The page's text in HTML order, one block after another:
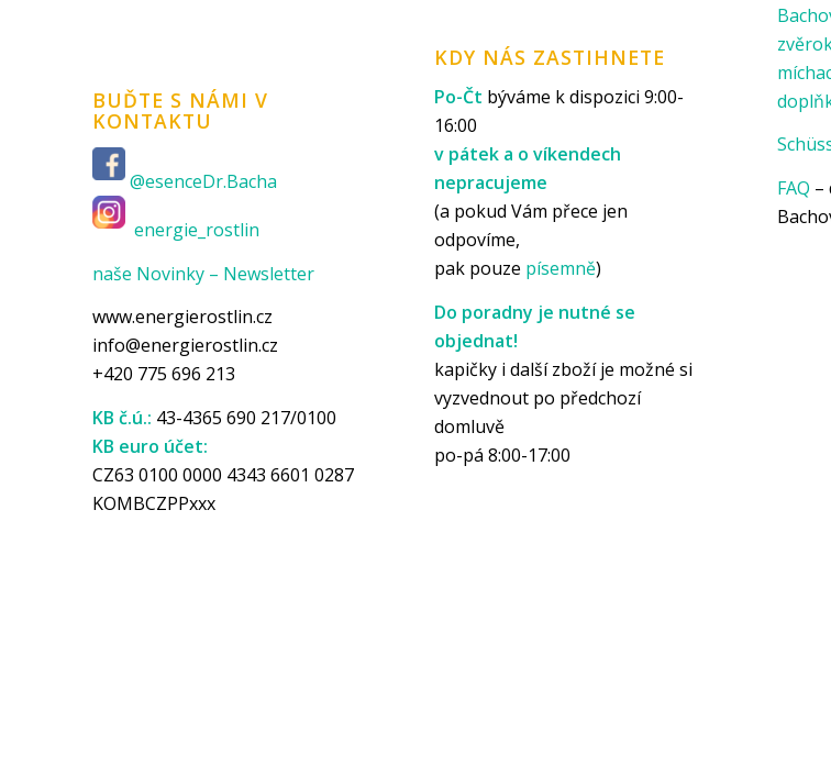
BUĎTE S NÁMI V
KONTAKTU
@esenceDr.Bacha
energie_rostlin
naše Novinky – Newsletter
www.energierostlin.cz
info@energierostlin.cz
+420 775 696 213
KB č.ú.: 43-4365 690 217/0100
KB euro účet:
CZ63 0100 0000 4343 6601 0287
KOMBCZPPxxx
KDY NÁS ZASTIHNETE
Po-Čt býváme k dispozici 9:00-
16:00
v pátek a o víkendech
nepracujeme
(a pokud Vám přece jen
odpovíme,
pak pouze písemně)
Do poradny je nutné se
objednat!
kapičky i další zboží je možné si
vyzvednout po předchozí
domluvě
po-pá 8:00-17:00
FAQ –